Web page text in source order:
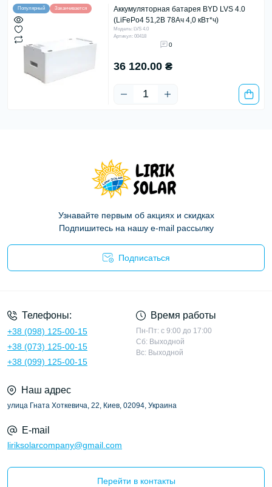
Популярный Заканчивается
Аккумуляторная батарея BYD LVS 4.0
(LiFePo4 51,2В 78Ач 4,0 кВт*ч)
Модель: LVS 4.0
Артикул: 00418
0
36 120.00 ₴
Узнавайте первым об акциях и скидках
Подпишитесь на нашу e-mail рассылку
Подписаться
Телефоны:
+38 (098) 125-00-15
+38 (073) 125-00-15
+38 (099) 125-00-15
Время работы
Пн-Пт: с 9:00 до 17:00
Сб: Выходной
Вс: Выходной
Наш адрес
улица Гната Хоткевича, 22, Киев, 02094, Украина
E-mail
liriksolarcompany@gmail.com
Перейти в контакты